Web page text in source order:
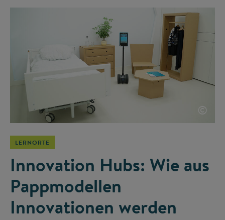
©
LERNORTE
Innovation Hubs: Wie aus
Pappmodellen
Innovationen werden